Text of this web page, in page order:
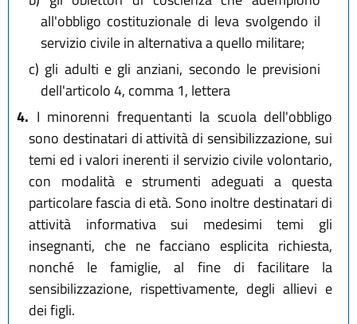
all'obbligo costituzionale di leva svolgendo il
servizio civile in alternativa a quello militare;
c) gli adulti e gli anziani, secondo le previsioni
dell'articolo 4, comma 1, lettera
4. I minorenni frequentanti la scuola dell'obbligo
sono destinatari di attività di sensibilizzazione, sui
temi ed i valori inerenti il servizio civile volontario,
con modalità e strumenti adeguati a questa
particolare fascia di età. Sono inoltre destinatari di
attività informativa sui medesimi temi gli
insegnanti, che ne facciano esplicita richiesta,
nonché le famiglie, al fine di facilitare la
sensibilizzazione, rispettivamente, degli allievi e
dei figli.